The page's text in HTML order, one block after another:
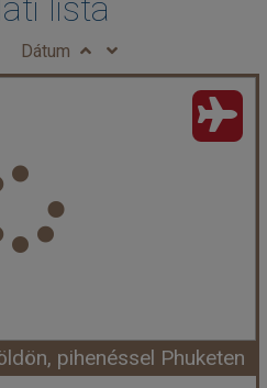
lista
Dátum
pihenéssel Phuketen